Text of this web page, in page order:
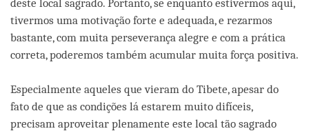
deste local sagrado. Portanto, se enquanto estivermos aqui,
tivermos uma motivação forte e adequada, e rezarmos
bastante, com muita perseverança alegre e com a prática
correta, poderemos também acumular muita força positiva.
Especialmente aqueles que vieram do Tibete, apesar do
fato de que as condições lá estarem muito difíceis,
precisam aproveitar plenamente este local tão sagrado